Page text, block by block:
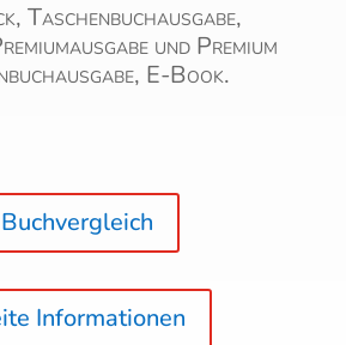
Taschenbuchausgabe,
und Premium
E-Book.
Buchvergleich
Informationen